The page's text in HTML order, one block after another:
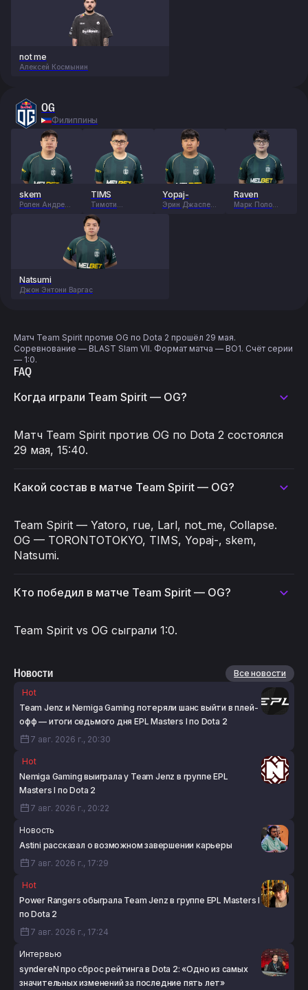
not me
Алексей Космынин
OG
Филиппины
skem
Ролен Андрей
TIMS
Тимоти
Рандруп
Yopaj-
Эрин Джаспер
Raven
Марк Поло
Natsumi
Джон Энтони Варгас
Матч Team Spirit против OG по Dota 2 прошёл 29 мая.
Соревнование — BLAST Slam VII. Формат матча — BO1. Счёт серии
— 1:0.
FAQ
Когда играли Team Spirit — OG?
Матч Team Spirit против OG по Dota 2 состоялся
29 мая, 15:40.
Какой состав в матче Team Spirit — OG?
Team Spirit — Yatoro, rue, Larl, not_me, Collapse.
OG — TORONTOTOKYO, TIMS, Yopaj-, skem,
Natsumi.
Кто победил в матче Team Spirit — OG?
Team Spirit vs OG сыграли 1:0.
Новости
Все новости
Hot
Team Jenz и Nemiga Gaming потеряли шанс выйти в плей-
офф — итоги седьмого дня EPL Masters I по Dota 2
7 авг. 2026 г., 20:30
Hot
Nemiga Gaming выиграла у Team Jenz в группе EPL
Masters I по Dota 2
7 авг. 2026 г., 20:22
Новость
Astini рассказал о возможном завершении карьеры
7 авг. 2026 г., 17:29
Hot
Power Rangers обыграла Team Jenz в группе EPL Masters I
по Dota 2
7 авг. 2026 г., 17:24
Интервью
syndereN про сброс рейтинга в Dota 2: «Одно из самых
значительных изменений за последние пять лет»